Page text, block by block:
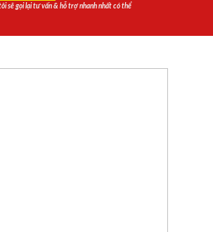
sẽ gọi lại tư vấn & hỗ trợ nhanh nhất có thể